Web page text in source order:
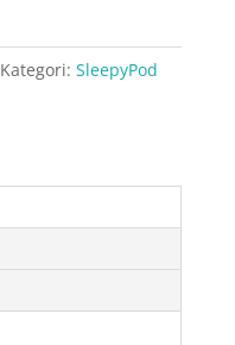
Kategori: SleepyPod